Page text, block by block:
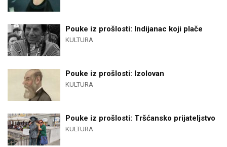
Pouke iz prošlosti: Indijanac koji plače
KULTURA
Pouke iz prošlosti: Izolovan
KULTURA
Pouke iz prošlosti: Tršćansko prijateljstvo
KULTURA